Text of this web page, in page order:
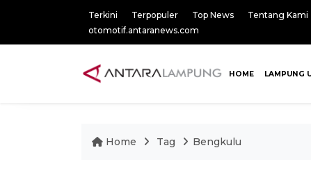
Terkini Terpopuler Top News Tentang Kami
otomotif.antaranews.com
HOME LAMPUNG
Home Tag Bengkulu